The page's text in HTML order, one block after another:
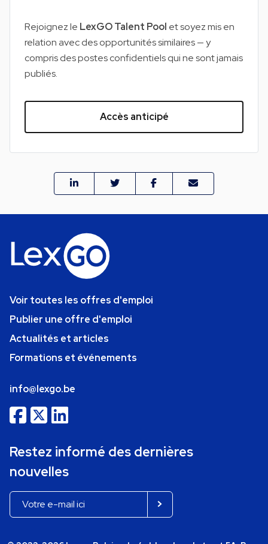
Rejoignez le LexGO Talent Pool et soyez mis en
relation avec des opportunités similaires — y
compris des postes confidentiels qui ne sont jamais
publiés.
Accès anticipé
Voir toutes les offres d'emploi
Publier une offre d'emploi
Actualités et articles
Formations et événements
info@lexgo.be
Restez informé des dernières
nouvelles